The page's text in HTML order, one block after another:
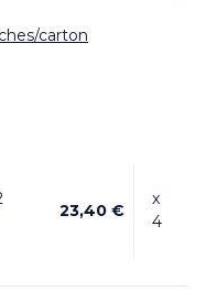
carton
23,40 €
x
4